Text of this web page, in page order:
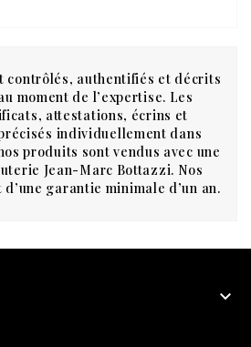
contrôlés, authentifiés et décrits
moment de l’expertise. Les
attestations, écrins et
individuellement dans
produits sont vendus avec une
Jean-Marc Bottazzi. Nos
garantie minimale d’un an.
